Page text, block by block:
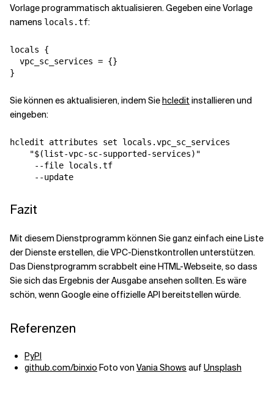
Vorlage programmatisch aktualisieren. Gegeben eine Vorlage
namens locals.tf:
locals {
  vpc_sc_services = {}
}
Sie können es aktualisieren, indem Siehcledit installieren und
eingeben:
hcledit attributes set locals.vpc_sc_services
    "$(list-vpc-sc-supported-services)"
     --file locals.tf
     --update
Fazit
Mit diesem Dienstprogramm können Sie ganz einfach eine Liste
der Dienste erstellen, die VPC-Dienstkontrollen unterstützen.
Das Dienstprogramm scrabbelt eine HTML-Webseite, so dass
Sie sich das Ergebnis der Ausgabe ansehen sollten. Es wäre
schön, wenn Google eine offizielle API bereitstellen würde.
Referenzen
PyPI
github.com/binxio Foto von Vania Shows auf Unsplash